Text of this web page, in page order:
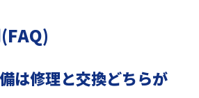
は修理と交換どちらが